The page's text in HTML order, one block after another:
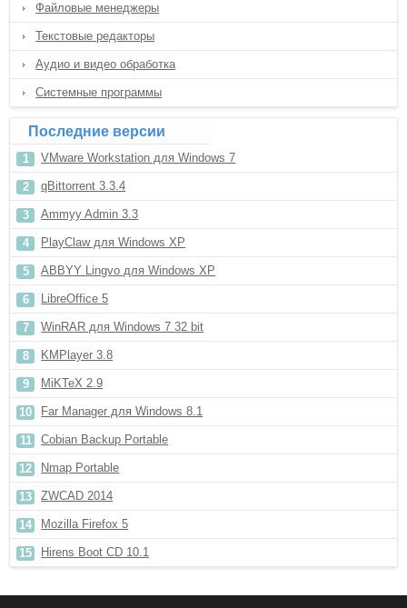
Файловые менеджеры
Текстовые редакторы
Аудио и видео обработка
Системные программы
Последние версии
VMware Workstation для Windows 7
qBittorrent 3.3.4
Ammyy Admin 3.3
PlayClaw для Windows XP
ABBYY Lingvo для Windows XP
LibreOffice 5
WinRAR для Windows 7 32 bit
KMPlayer 3.8
MiKTeX 2.9
Far Manager для Windows 8.1
Cobian Backup Portable
Nmap Portable
ZWCAD 2014
Mozilla Firefox 5
Hirens Boot CD 10.1